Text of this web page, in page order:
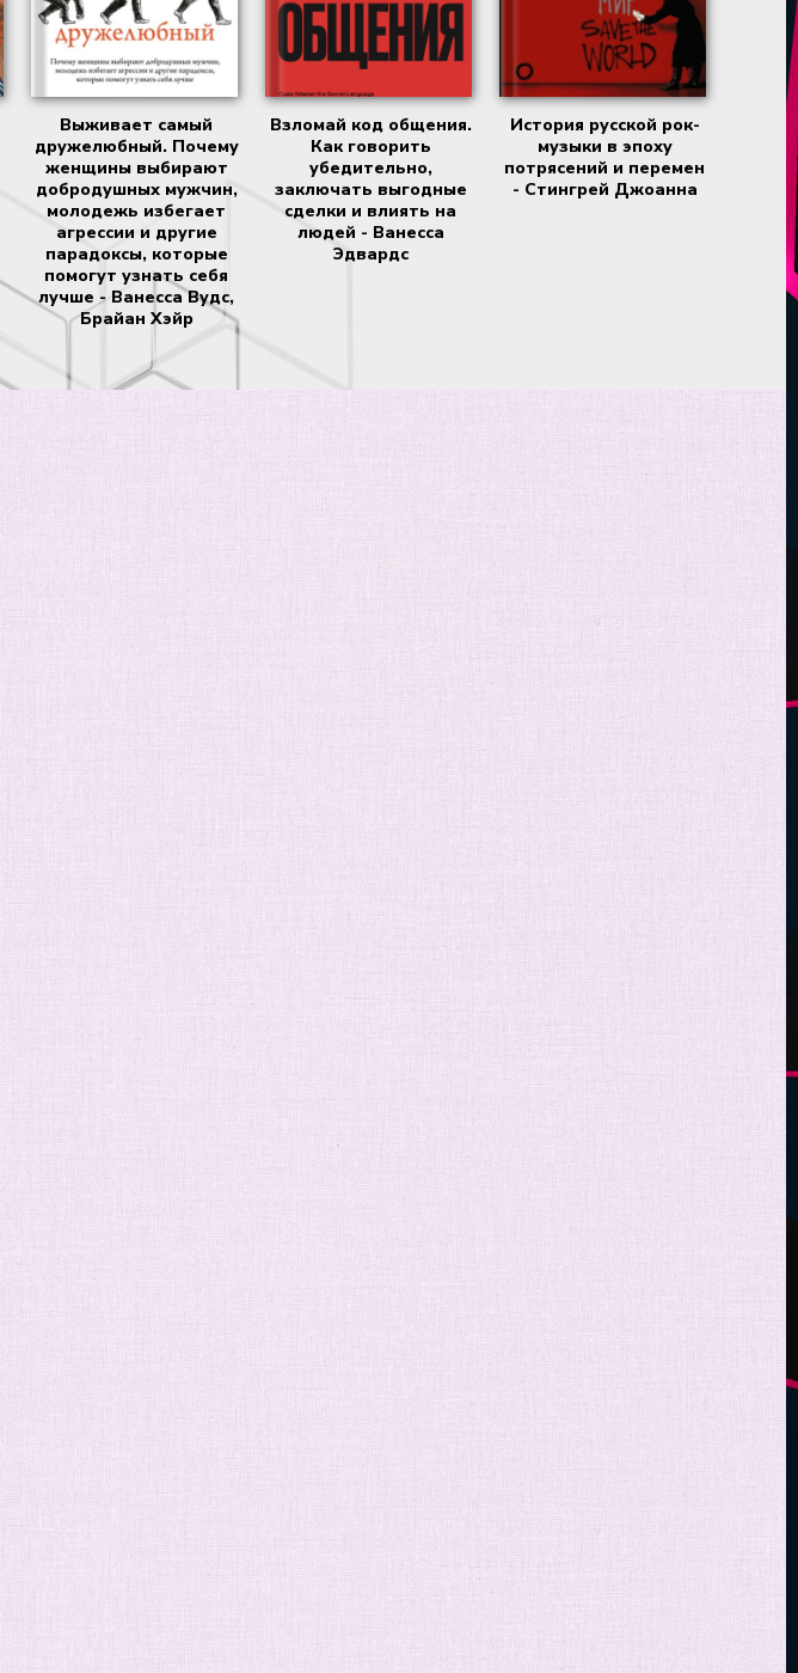
Выживает самый
дружелюбный. Почему
женщины выбирают
добродушных мужчин,
молодежь избегает
агрессии и другие
парадоксы, которые
помогут узнать себя
лучше - Ванесса Вудс,
Брайан Хэйр
Взломай код общения.
Как говорить
убедительно,
заключать выгодные
сделки и влиять на
людей - Ванесса
Эдвардс
История русской рок-
музыки в эпоху
потрясений и перемен
- Стингрей Джоанна